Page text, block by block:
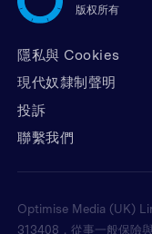
版权所有
隱私與 Cookies
現代奴隸制聲明
投訴
聯繫我們
Optimise Media (UK)
313408，從事一般保險